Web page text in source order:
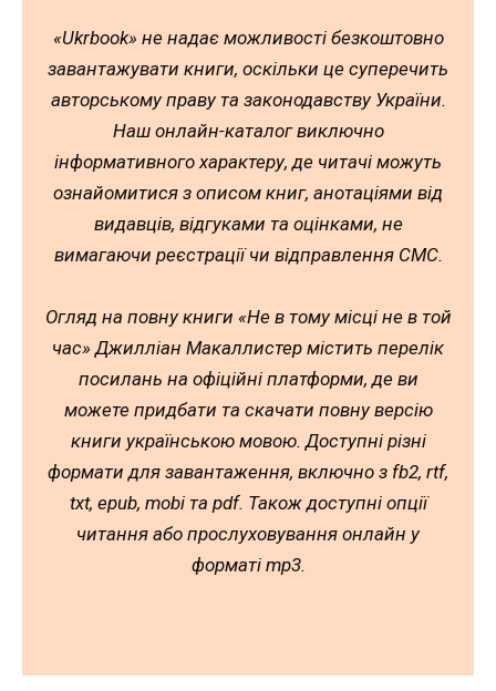
«Ukrbook» не надає можливості безкоштовно
завантажувати книги, оскільки це суперечить
авторському праву та законодавству України.
Наш онлайн-каталог виключно
інформативного характеру, де читачі можуть
ознайомитися з описом книг, анотаціями від
видавців, відгуками та оцінками, не
вимагаючи реєстрації чи відправлення СМС.
Огляд на повну книги «Не в тому місці не в той
час» Джилліан Макаллистер містить перелік
посилань на офіційні платформи, де ви
можете придбати та скачати повну версію
книги українською мовою. Доступні різні
формати для завантаження, включно з fb2, rtf,
txt, epub, mobi та pdf. Також доступні опції
читання або прослуховування онлайн у
форматі mp3.